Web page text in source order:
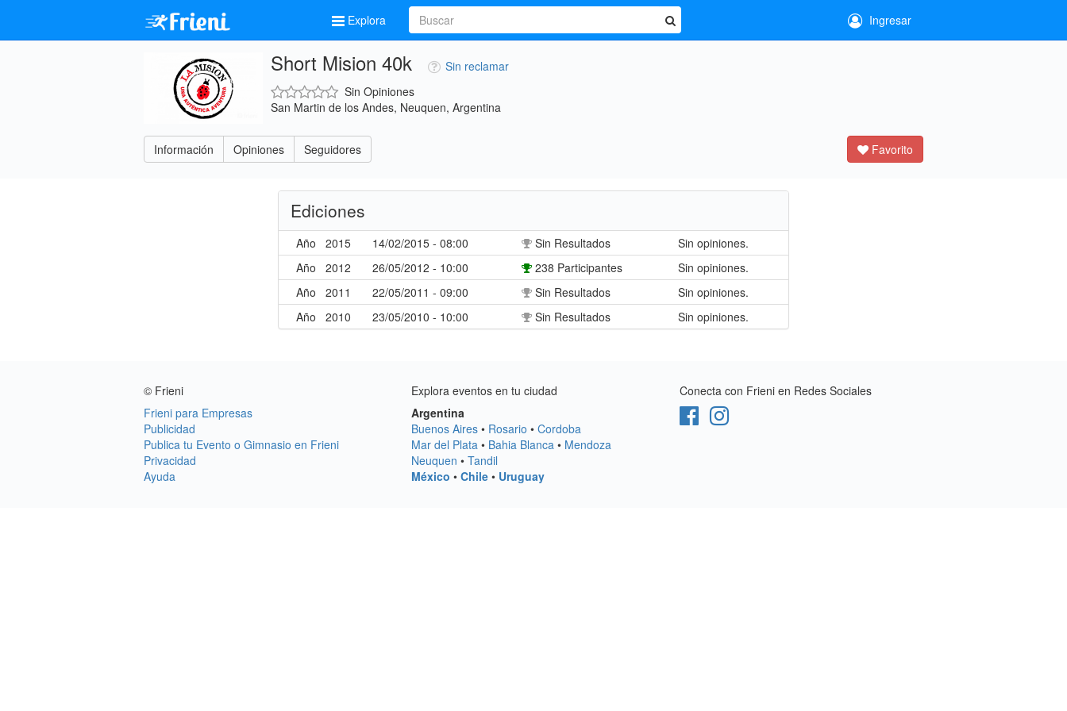
Explora Ingresar
Short Mision 40k
Sin reclamar
Sin Opiniones
San Martin de los Andes, Neuquen, Argentina
Favorito
Información Opiniones Seguidores
Ediciones
Año 2015 14/02/2015 - 08:00 Sin Resultados
Sin opiniones.
Año
2012 26/05/2012 - 10:00 238 Participantes
Sin opiniones.
Año
2011 22/05/2011 - 09:00 Sin Resultados
Sin opiniones.
Año
2010 23/05/2010 - 10:00 Sin Resultados Sin opiniones.
© Frieni
Frieni para Empresas
Publicidad
Publica tu Evento o Gimnasio en Frieni
Privacidad
Ayuda
Explora eventos en tu ciudad
Argentina
Buenos Aires • Rosario •Cordoba
Mar del Plata • Bahia Blanca • Mendoza
Neuquen •Tandil
México •Chile • Uruguay
Conecta con Frieni en Redes Sociales